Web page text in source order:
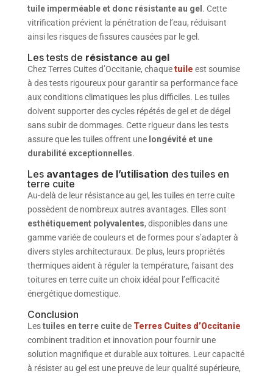
tuile imperméable et donc résistante au gel. Cette
vitrification prévient la pénétration de l’eau, réduisant
ainsi les risques de fissures causées par le gel.
Les tests de résistance au gel
Chez Terres Cuites d’Occitanie, chaquetuile est soumise
à des tests rigoureux pour garantir sa performance face
aux conditions climatiques les plus difficiles. Les tuiles
doivent supporter des cycles répétés de gel et de dégel
sans subir de dommages. Cette rigueur dans les tests
assure que les tuiles offrent une longévité et une
durabilité exceptionnelles.
Les avantages de l’utilisation des tuiles en
terre cuite
Au-delà de leur résistance au gel, les tuiles en terre cuite
possèdent de nombreux autres avantages. Elles sont
esthétiquement polyvalentes, disponibles dans une
gamme variée de couleurs et de formes pour s’adapter à
divers styles architecturaux. De plus, leurs propriétés
thermiques aident à réguler la température, faisant des
toitures en terre cuite un choix idéal pour l’efficacité
énergétique domestique.
Conclusion
Lestuiles en terre cuitede Terres Cuites d’Occitanie
combinent tradition et innovation pour fournir une
solution magnifique et durable aux toitures. Leur capacité
à résister au gel est une preuve de leur qualité supérieure,